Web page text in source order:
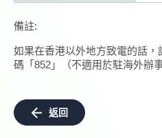
備註:
如果在香港以外地方致電的話
碼「852」（不適用於駐海外辦
返回